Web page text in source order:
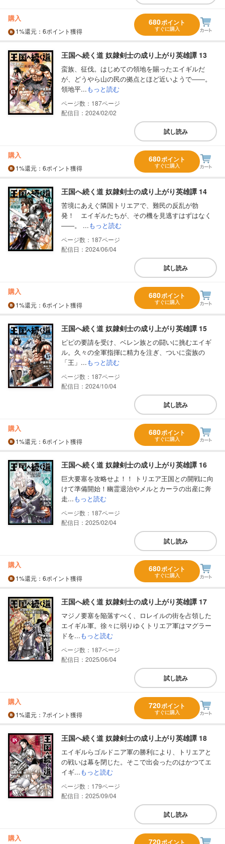
購入
1%還元 ：6ポイント獲得
680ポイント
すぐに購入
王国へ続く道 奴隷剣士の成り上がり英雄譚 13
蛮族、征伐。はじめての領地を賜ったエイギルだ
が、どうやら山の民の拠点とほど近いようで――。
領地平...もっと読む
187
配信日：2024/02/02
試し読み
購入
1%還元 ：6ポイント獲得
680ポイント
すぐに購入
王国へ続く道 奴隷剣士の成り上がり英雄譚 14
苦境にあえぐ隣国トリエアで、難民の反乱が勃
発！ エイギルたちが、その機を見逃すはずはなく
――。 ...もっと読む
187
配信日：2024/06/04
試し読み
購入
1%還元 ：6ポイント獲得
680ポイント
すぐに購入
王国へ続く道 奴隷剣士の成り上がり英雄譚 15
ピピの要請を受け、ベレン族との闘いに挑むエイギ
ル。久々の全軍指揮に精力を注ぎ、ついに蛮族の
「王」...もっと読む
187
配信日：2024/10/04
試し読み
購入
1%還元 ：6ポイント獲得
680ポイント
すぐに購入
王国へ続く道 奴隷剣士の成り上がり英雄譚 16
巨大要塞を攻略せよ！！ トリエア王国との開戦に向
けて準備開始！幽霊退治やメルとカーラの出産に奔
走...もっと読む
187
配信日：2025/02/04
試し読み
購入
1%還元 ：6ポイント獲得
680ポイント
すぐに購入
王国へ続く道 奴隷剣士の成り上がり英雄譚 17
マジノ要塞を陥落すべく、ロレイルの街を占領した
エイギル軍。徐々に弱りゆくトリエア軍はマグラー
ドを...もっと読む
187
配信日：2025/06/04
試し読み
購入
1%還元 ：7ポイント獲得
720ポイント
すぐに購入
王国へ続く道 奴隷剣士の成り上がり英雄譚 18
エイギルらゴルドニア軍の勝利により、トリエアと
の戦いは幕を閉じた。そこで出会ったのはかつてエ
イギ...もっと読む
179
配信日：2025/09/04
試し読み
購入 720ポイント